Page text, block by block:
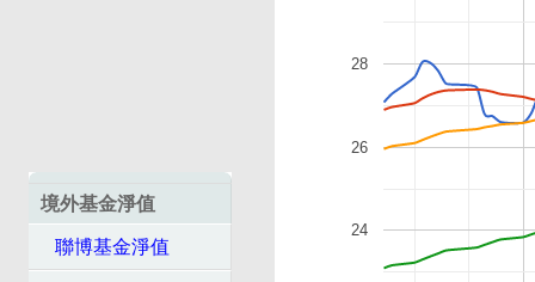
境外基金淨值
聯博基金淨值
24
26
28